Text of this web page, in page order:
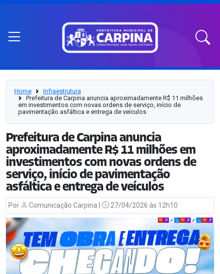
Home
Infraestrutura
Prefeitura de Carpina anuncia aproximadamente R$ 11 milhões
em investimentos com novas ordens de serviço, início de
pavimentação asfáltica e entrega de veículos
Prefeitura de Carpina anuncia
aproximadamente R$ 11 milhões em
investimentos com novas ordens de
serviço, início de pavimentação
asfáltica e entrega de veículos
Por Comunicação Carpina | 27/04/2026 às 12h10